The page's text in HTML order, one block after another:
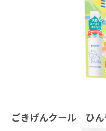
ごきげんクール ひ